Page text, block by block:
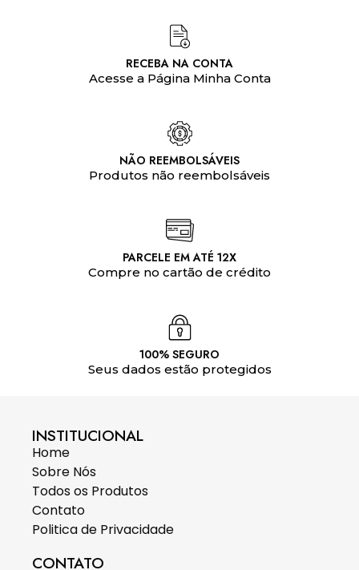
RECEBA NA CONTA
Acesse a Página Minha Conta
NÃO REEMBOLSÁVEIS
Produtos não reembolsáveis
PARCELE EM ATÉ 12X
Compre no cartão de crédito
100% SEGURO
Seus dados estão protegidos
INSTITUCIONAL
Home
Sobre Nós
Todos os Produtos
Contato
Politica de Privacidade
CONTATO